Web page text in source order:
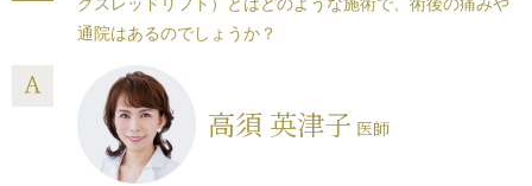
グスレッドリフト）とはどのような施術で、術後の痛みや
通院はあるのでしょうか？
高須 英津子 医師